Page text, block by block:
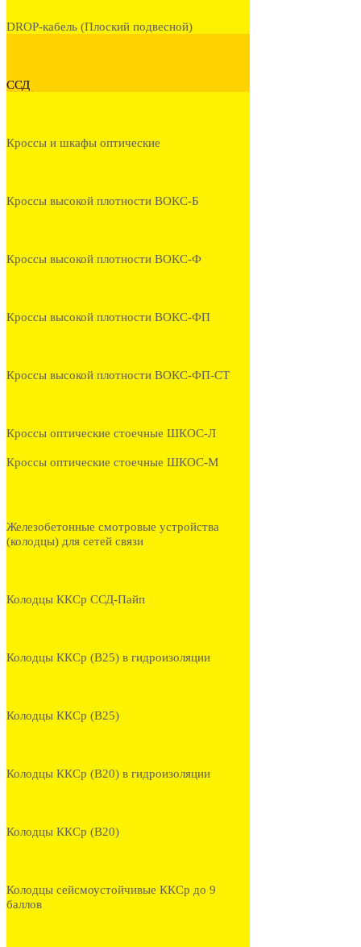
DROP-кабель (Плоский подвесной)
ССД
Кроссы и шкафы оптические
Кроссы высокой плотности ВОКС-Б
Кроссы высокой плотности ВОКС-Ф
Кроссы высокой плотности ВОКС-ФП
Кроссы высокой плотности ВОКС-ФП-СТ
Кроссы оптические стоечные ШКОС-Л
Кроссы оптические стоечные ШКОС-М
Железобетонные смотровые устройства
(колодцы) для сетей связи
Колодцы ККСр ССД-Пайп
Колодцы ККСр (В25) в гидроизоляции
Колодцы ККСр (В25)
Колодцы ККСр (В20) в гидроизоляции
Колодцы ККСр (В20)
Колодцы сейсмоустойчивые ККСр до 9
баллов